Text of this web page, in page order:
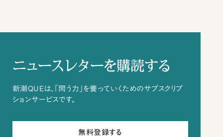
ニュースレターを購読する
新潮QUEは、「問う力」を養っていくためのサブスクリプ
ションサービスです。
無料登録する